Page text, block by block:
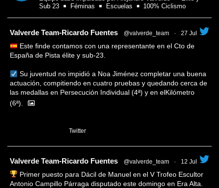
Sub 23
Féminas Escuelas 100% Ciclismo
Valverde Team-Ricardo Fuentes @valverde_team · 27 Jul
Este finde contamos con una representante en el Cto de
España de Pista élite y sub-23.
Su juventud no impidió a Noa Jiménez completar una buena
actuación, compitiendo en cuatro pruebas y quedando cerca de
las medallas en Persecución Individual (4ª) y en elKilómetro
(6ª).
Twitter
Valverde Team-Ricardo Fuentes @valverde_team · 12 Jul
Primer puesto para Dácil de Manuel en el V Trofeo Escultor
Antonio Campillo Párraga disputado este domingo en Era Alta.